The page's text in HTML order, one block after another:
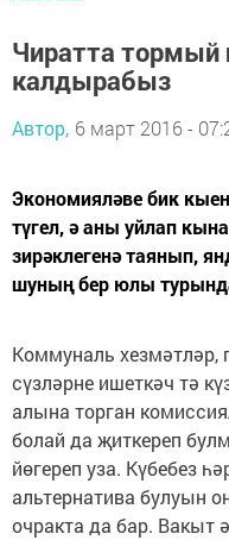
Чиратта тормый
калдырабыз
Автор, 6 март 2016 -
Экономияләве бик
түгел, ә аны уйлап
зирәклегенә таянып,
шуның бер юлы
Коммуналь хезмәтләр,
сүзләрне ишеткәч тә
алына торган
болай да җиткереп
йөгереп уза. Күбебез
альтернатива булуын
очракта да бар. Вакыт